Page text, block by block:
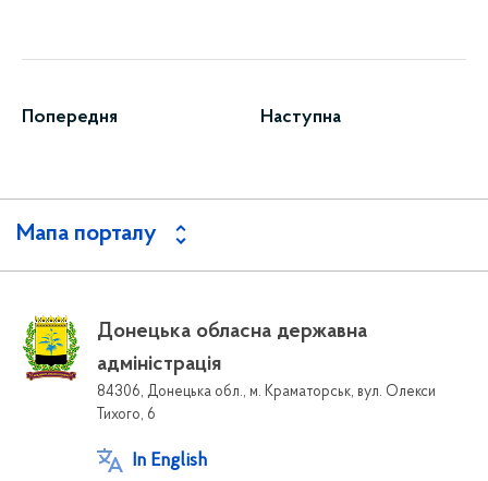
Попередня Наступна
Мапа порталу
Донецька обласна державна
адміністрація
84306, Донецька обл., м. Краматорськ, вул. Олекси
Тихого, 6
In English